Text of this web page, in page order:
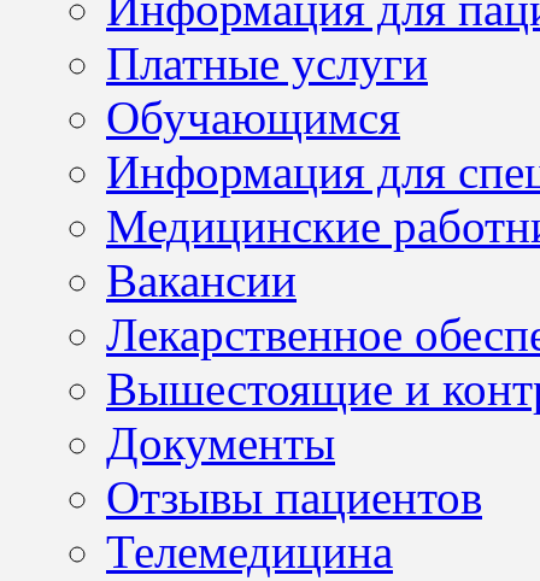
Платные услуги
Обучающимся
Информация для
Медицинские
Вакансии
Лекарственное
Вышестоящие и
Документы
Отзывы пациентов
Телемедицина